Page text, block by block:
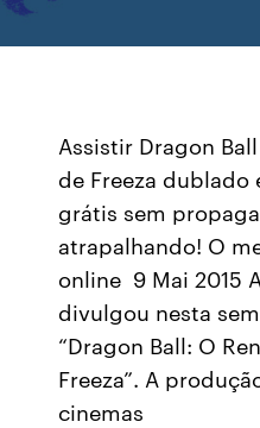
Assistir Dragon
de Freeza
grátis sem
atrapalhando! O
online 9 Mai 2015
divulgou nesta
“Dragon Ball: O
Freeza”. A
cinemas